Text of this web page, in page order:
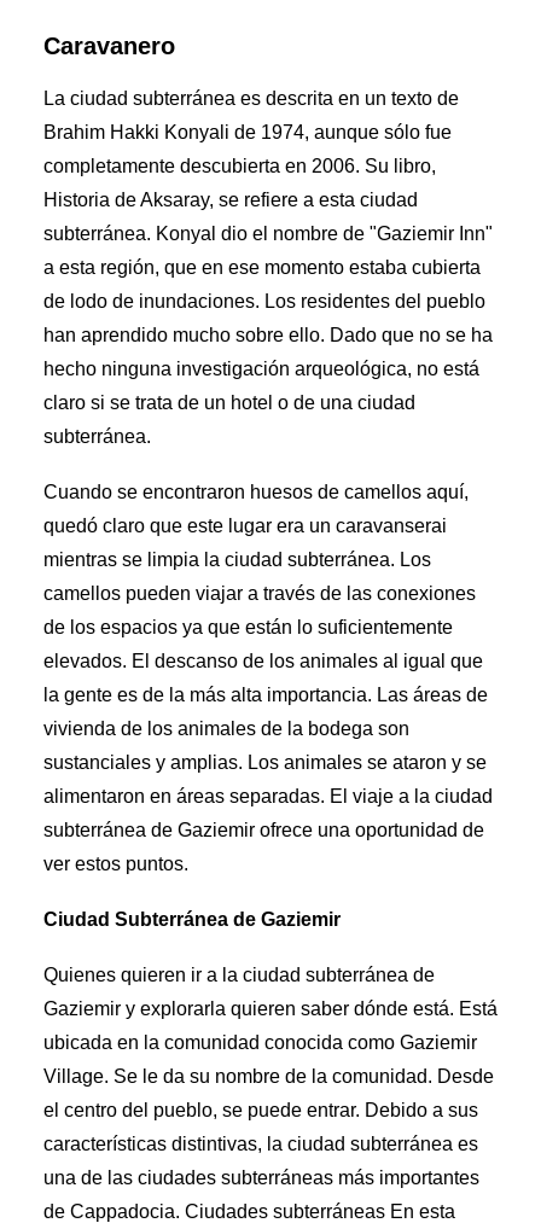
Caravanero
La ciudad subterránea es descrita en un texto de
Brahim Hakki Konyali de 1974, aunque sólo fue
completamente descubierta en 2006. Su libro,
Historia de Aksaray, se refiere a esta ciudad
subterránea. Konyal dio el nombre de "Gaziemir Inn"
a esta región, que en ese momento estaba cubierta
de lodo de inundaciones. Los residentes del pueblo
han aprendido mucho sobre ello. Dado que no se ha
hecho ninguna investigación arqueológica, no está
claro si se trata de un hotel o de una ciudad
subterránea.
Cuando se encontraron huesos de camellos aquí,
quedó claro que este lugar era un caravanserai
mientras se limpia la ciudad subterránea. Los
camellos pueden viajar a través de las conexiones
de los espacios ya que están lo suficientemente
elevados. El descanso de los animales al igual que
la gente es de la más alta importancia. Las áreas de
vivienda de los animales de la bodega son
sustanciales y amplias. Los animales se ataron y se
alimentaron en áreas separadas. El viaje a la ciudad
subterránea de Gaziemir ofrece una oportunidad de
ver estos puntos.
Ciudad Subterránea de Gaziemir
Quienes quieren ir a la ciudad subterránea de
Gaziemir y explorarla quieren saber dónde está. Está
ubicada en la comunidad conocida como Gaziemir
Village. Se le da su nombre de la comunidad. Desde
el centro del pueblo, se puede entrar. Debido a sus
características distintivas, la ciudad subterránea es
una de las ciudades subterráneas más importantes
de Cappadocia. Ciudades subterráneas En esta